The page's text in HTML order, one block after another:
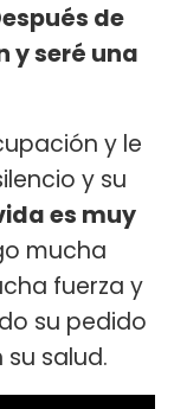
de
y seré una
y le
y su
es muy
mucha
fuerza y
su pedido
salud.